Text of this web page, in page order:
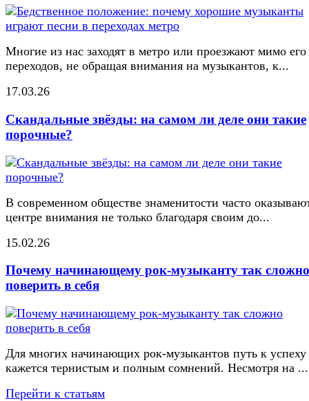
Многие из нас заходят в метро или проезжают мимо его
переходов, не обращая внимания на музыкантов, к...
17.03.26
Скандальные звёзды: на самом ли деле они такие
порочные?
В современном обществе знаменитости часто
центре внимания не только благодаря своим до...
15.02.26
Почему начинающему рок-музыканту так сложно
поверить в себя
Для многих начинающих рок-музыкантов путь к успеху
кажется тернистым и полным сомнений. Несмотря на ...
Перейти к статьям